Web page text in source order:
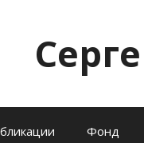
Фонд